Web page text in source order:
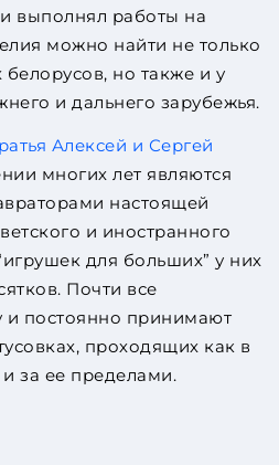
выполнял работы на
можно найти не только
белорусов, но также и у
и дальнего зарубежья.
Алексей и Сергей
многих лет являются
настоящей
и иностранного
для больших” у них
Почти все
и постоянно принимают
проходящих как в
за ее пределами.